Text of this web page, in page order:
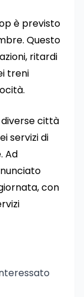
è previsto
Questo
ritardi
treni
diverse città
servizi di
Ad
con